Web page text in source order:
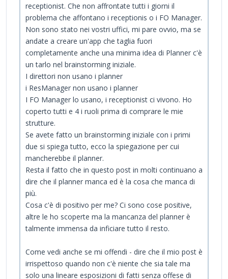
receptionist. Che non affrontate tutti i giorni il
problema che affontano i receptionis o i FO Manager.
Non sono stato nei vostri uffici, mi pare ovvio, ma se
andate a creare un'app che taglia fuori
completamente anche una minima idea di Planner c'è
un tarlo nel brainstorming iniziale.
I direttori non usano i planner
i ResManager non usano i planner
I FO Manager lo usano, i receptionist ci vivono. Ho
coperto tutti e 4 i ruoli prima di comprare le mie
strutture.
Se avete fatto un brainstorming iniziale con i primi
due si spiega tutto, ecco la spiegazione per cui
mancherebbe il planner.
Resta il fatto che in questo post in molti continuano a
dire che il planner manca ed è la cosa che manca di
più.
Cosa c'è di positivo per me? Ci sono cose positive,
altre le ho scoperte ma la mancanza del planner è
talmente immensa da inficiare tutto il resto.
Come vedi anche se mi offendi - dire che il mio post è
irrispettoso quando non c'è niente che sia tale ma
solo una lineare esposizioni di fatti senza offese di